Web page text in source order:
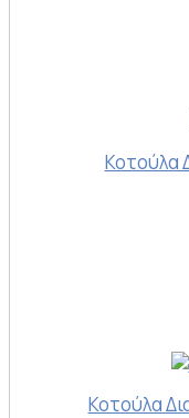
Κοτούλα
Κοτούλα